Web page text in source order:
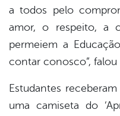
a todos pelo
amor, o respeito, a
permeiem a
contar conosco”, falou
Estudantes
uma camiseta do